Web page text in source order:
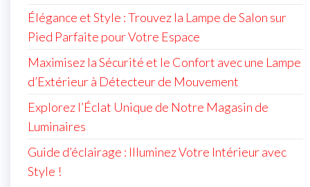
Élégance et Style : Trouvez la Lampe de Salon sur
Pied Parfaite pour Votre Espace
Maximisez la Sécurité et le Confort avec une Lampe
d’Extérieur à Détecteur de Mouvement
Explorez l’Éclat Unique de Notre Magasin de
Luminaires
Guide d’éclairage : Illuminez Votre Intérieur avec
Style !